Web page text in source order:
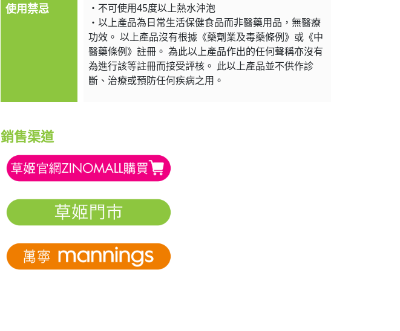
使用禁忌
・不可使用45度以上熱水沖泡
・以上產品為日常生活保健食品而非醫藥用品，無醫療
功效。 以上產品沒有根據《藥劑業及毒藥條例》或《中
醫藥條例》註冊。 為此以上產品作出的任何聲稱亦沒有
為進行該等註冊而接受評核。 此以上產品並不供作診
斷、治療或預防任何疾病之用。
銷售渠道